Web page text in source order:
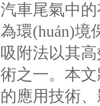
汽車尾氣中
為環(huán)境
吸附法以其
術之一。本
的應用技術